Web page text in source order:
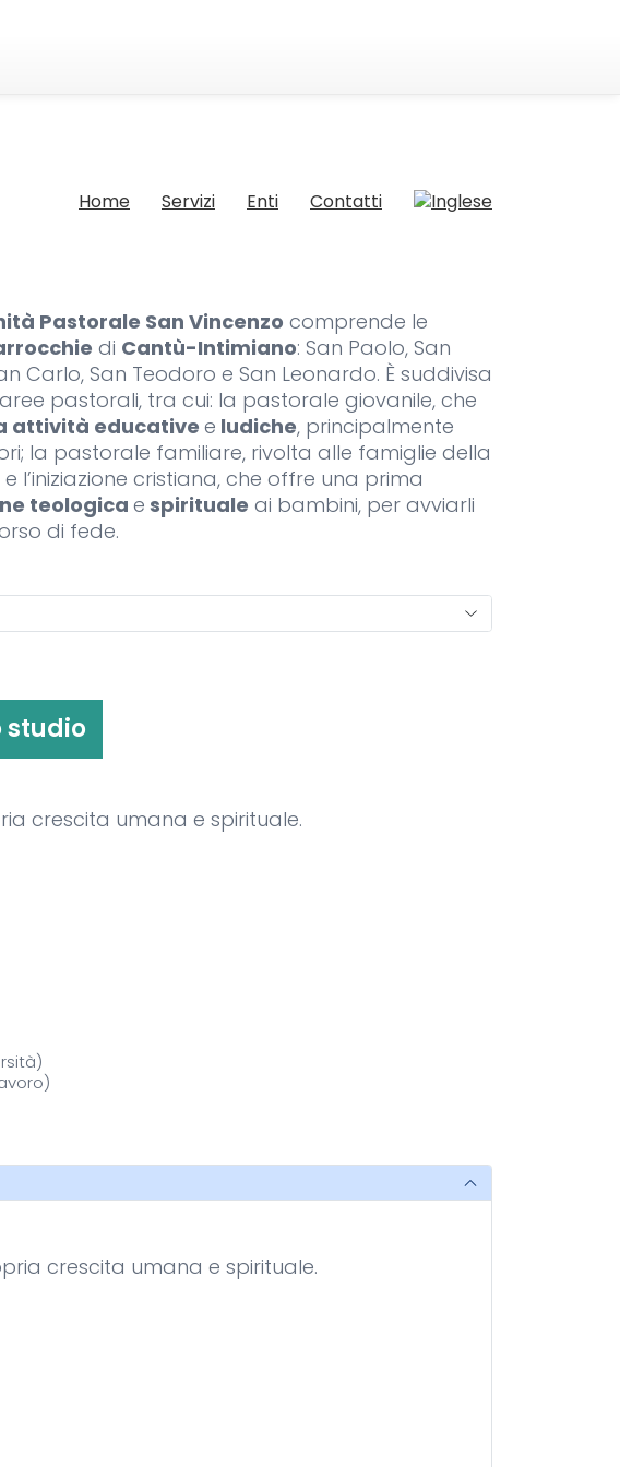
Home Servizi Enti Contatti
Pastorale San Vincenzo comprende le
di Cantù-Intimiano: San Paolo, San
Carlo, San Teodoro e San Leonardo. È suddivisa
pastorali, tra cui: la pastorale giovanile, che
attività educative e ludiche, principalmente
la pastorale familiare, rivolta alle famiglie della
l’iniziazione cristiana, che offre una prima
teologica e spirituale ai bambini, per avviarli
di fede.
studio
crescita umana e spirituale.
crescita umana e spirituale.